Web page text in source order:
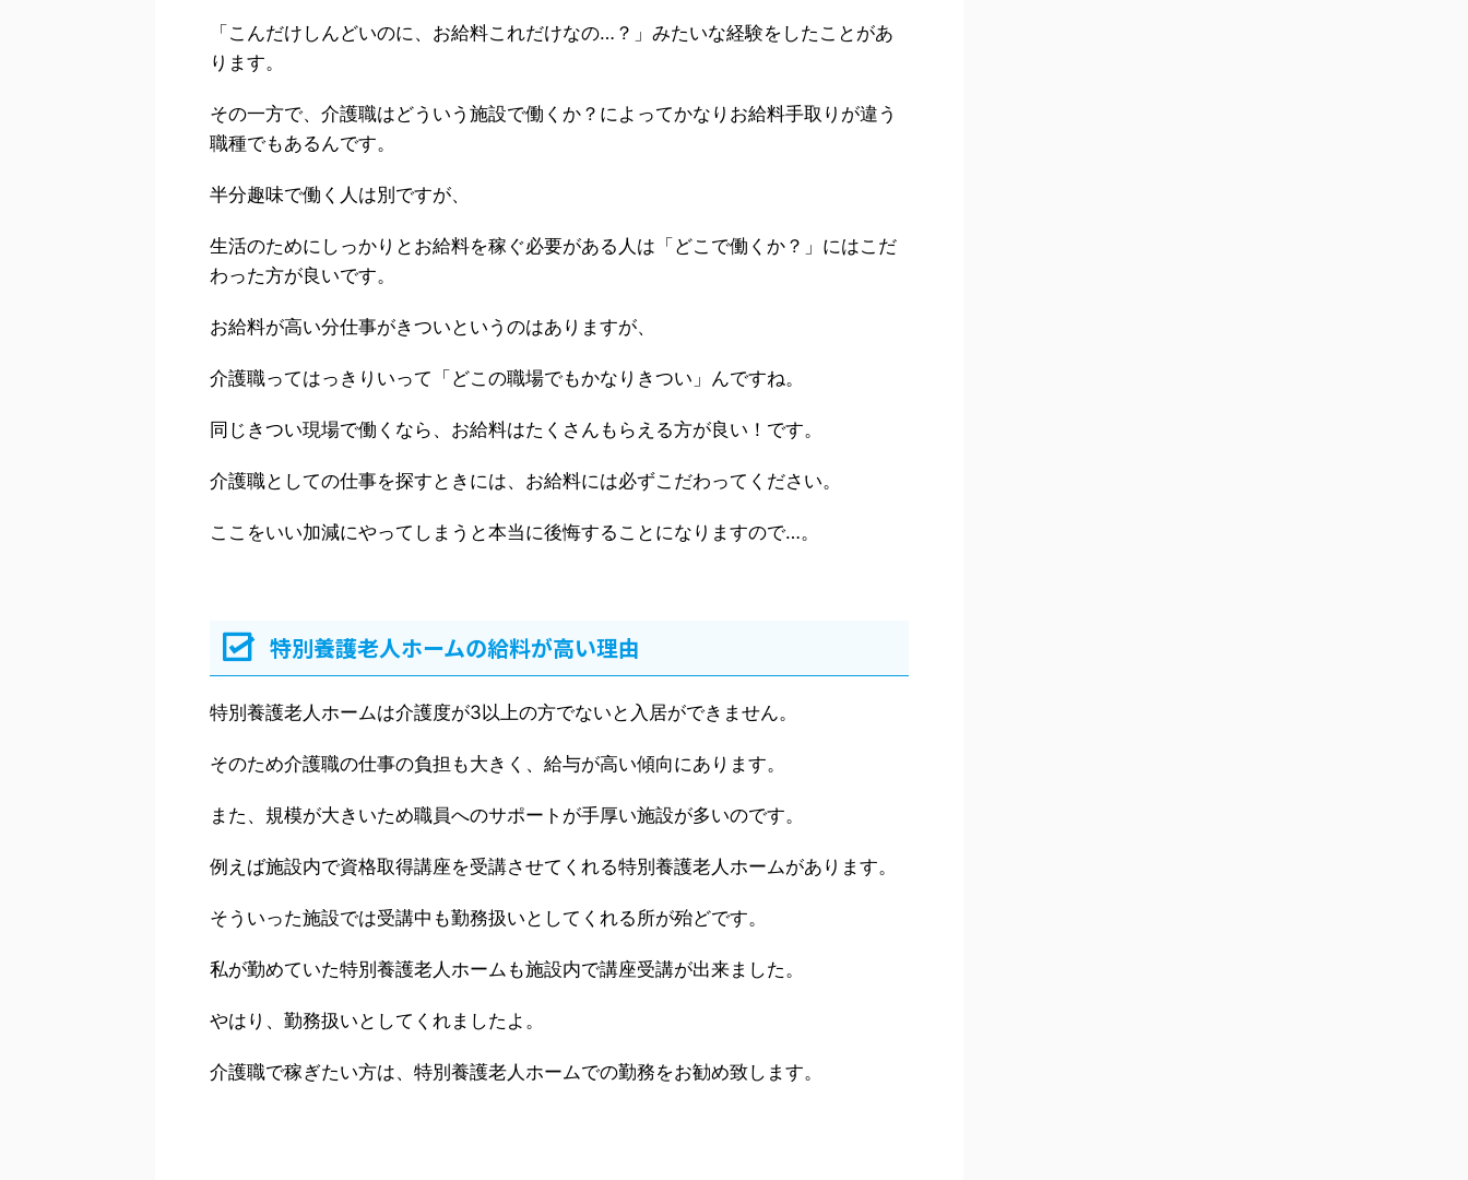
「こんだけしんどいのに、お給料これだけなの…？」みたいな経験をしたことがあ
ります。
その一方で、介護職はどういう施設で働くか？によってかなりお給料手取りが違う
職種でもあるんです。
半分趣味で働く人は別ですが、
生活のためにしっかりとお給料を稼ぐ必要がある人は「どこで働くか？」にはこだ
わった方が良いです。
お給料が高い分仕事がきついというのはありますが、
介護職ってはっきりいって「どこの職場でもかなりきつい」んですね。
同じきつい現場で働くなら、お給料はたくさんもらえる方が良い！です。
介護職としての仕事を探すときには、お給料には必ずこだわってください。
ここをいい加減にやってしまうと本当に後悔することになりますので…。
特別養護老人ホームの給料が高い理由
特別養護老人ホームは介護度が3以上の方でないと入居ができません。
そのため介護職の仕事の負担も大きく、給与が高い傾向にあります。
また、規模が大きいため職員へのサポートが手厚い施設が多いのです。
例えば施設内で資格取得講座を受講させてくれる特別養護老人ホームがあります。
そういった施設では受講中も勤務扱いとしてくれる所が殆どです。
私が勤めていた特別養護老人ホームも施設内で講座受講が出来ました。
やはり、勤務扱いとしてくれましたよ。
介護職で稼ぎたい方は、特別養護老人ホームでの勤務をお勧め致します。